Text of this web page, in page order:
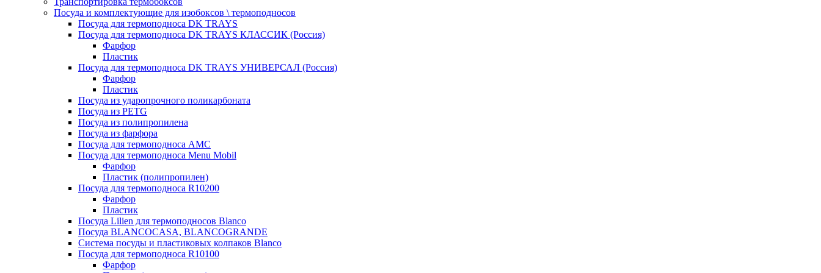
Посуда и комплектующие для изобоксов \ термоподносов
Посуда для термоподноса DK TRAYS
Посуда для термоподноса DK TRAYS КЛАССИК (Россия)
Фарфор
Пластик
Посуда для термоподноса DK TRAYS УНИВЕРСАЛ (Россия)
Фарфор
Пластик
Посуда из ударопрочного поликарбоната
Посуда из PETG
Посуда из полипропилена
Посуда из фарфора
Посуда для термоподноса AMC
Посуда для термоподноса Menu Mobil
Фарфор
Пластик (полипропилен)
Посуда для термоподноса R10200
Фарфор
Пластик
Посуда Lilien для термоподносов Blanco
Посуда BLANCOCASA, BLANCOGRANDE
Система посуды и пластиковых колпаков Blanco
Посуда для термоподноса R10100
Фарфор